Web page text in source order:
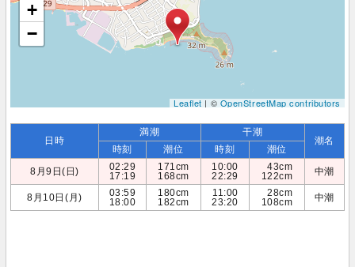
+
−
Leaflet| ©OpenStreetMap contributors
日時
満潮 干潮
潮名
時刻 潮位 時刻
潮位
8月9日(日)
02:29
17:19
171cm
168cm
10:00
22:29
43cm
122cm
中潮
8月10日(月)
03:59
18:00
180cm
182cm
11:00
23:20
28cm
108cm
中潮